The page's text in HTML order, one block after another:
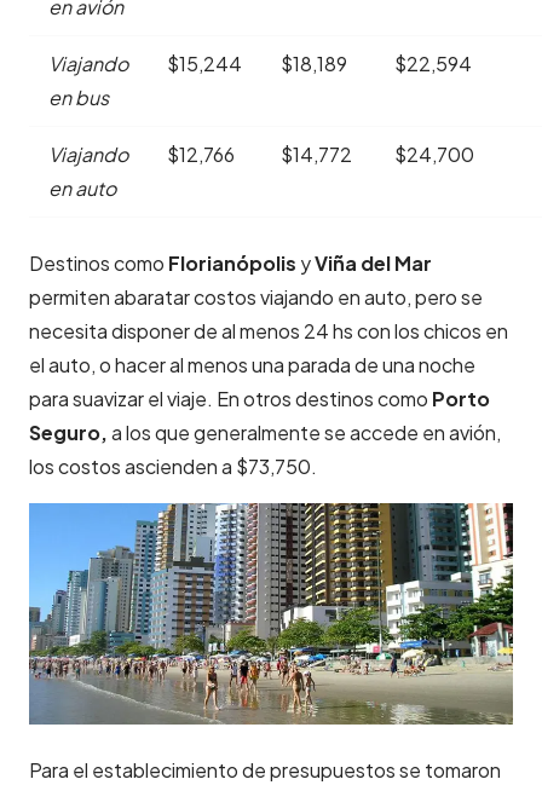
en avión
Viajando
en bus
$15,244 $18,189 $22,594
Viajando
en auto
$12,766 $14,772 $24,700
Destinos como Florianópolis yViña del Mar
permiten abaratar costos viajando en auto, pero se
necesita disponer de al menos 24 hs con los chicos en
el auto, o hacer al menos una parada de una noche
para suavizar el viaje. En otros destinos como Porto
Seguro,a los que generalmente se accede en avión,
los costos ascienden a $73,750.
Para el establecimiento de presupuestos se tomaron